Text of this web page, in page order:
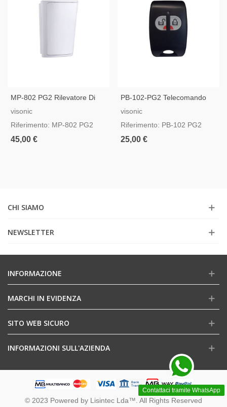
MP-802 PG2 Rilevatore Di
Movimento PIR Wireless
visonic
Riferimento: MP-802 PG2
45,00 €
PB-102-PG2 Telecomando
PowerG
visonic
Riferimento: PB-102 PG2
25,00 €
CHI SIAMO
NEWSLETTER
Contattaci tramite WhatsApp
INFORMAZIONE
MARCHI IN EVIDENZA
SITO WEB SICURO
INFORMAZIONI SULL'AZIENDA
© 2023 Powered by Lisintec Lda™. All Rights Reserved